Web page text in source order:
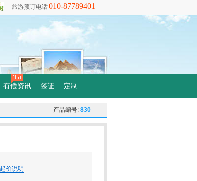
旅游预订电话 010-87789401
有偿资讯 签证 定制
产品编号: 830
起价说明